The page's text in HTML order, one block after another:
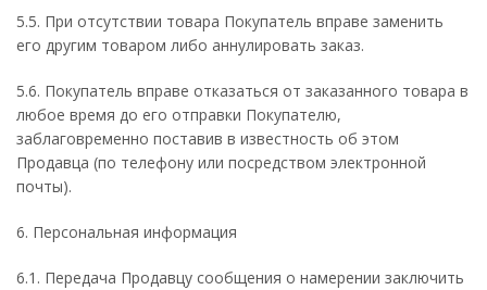
5.5. При отсутствии товара Покупатель вправе заменить
его другим товаром либо аннулировать заказ.
5.6. Покупатель вправе отказаться от заказанного товара в
любое время до его отправки Покупателю,
заблаговременно поставив в известность об этом
Продавца (по телефону или посредством электронной
почты).
6. Персональная информация
6.1. Передача Продавцу сообщения о намерении заключить